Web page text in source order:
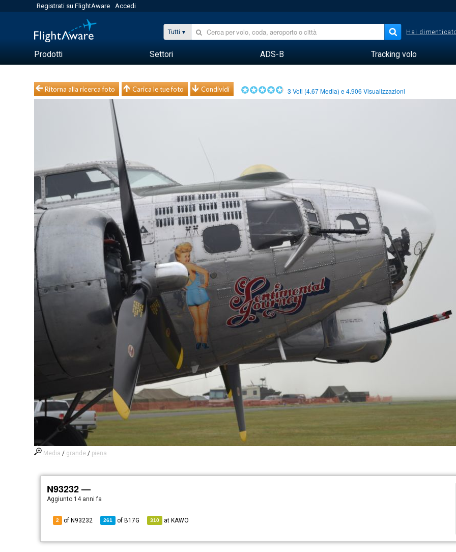
Registrati su FlightAware Accedi
Tutti Hai
Prodotti Settori ADS-B Tracking volo
Ritorna alla ricerca foto Carica le tue foto Condividi 3 Voti (4.67Media) e4.906 Visualizzazioni
Media / grande / piena
N93232 —
Aggiunto 14 anni fa
2 of N93232 261 of B17G 310 at KAWO